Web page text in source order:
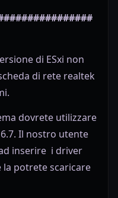
di ESxi non
di rete realtek
dovrete utilizzare
Il nostro utente
inserire i driver
la potrete scaricare